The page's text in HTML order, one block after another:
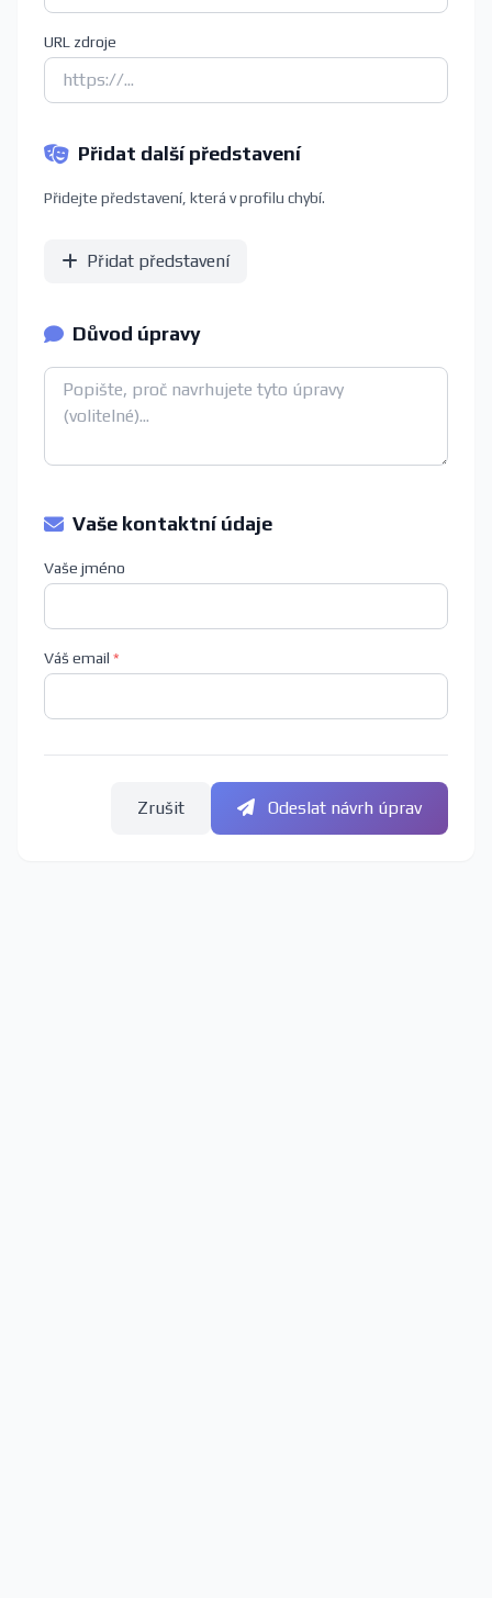
URL zdroje
Přidat další představení
Přidejte představení, která v profilu chybí.
Přidat představení
Důvod úpravy
Vaše kontaktní údaje
Vaše jméno
Váš email *
Zrušit Odeslat návrh úprav